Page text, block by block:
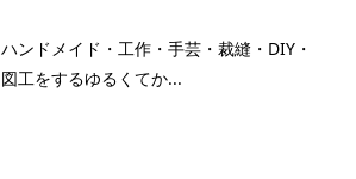
ハンドメイド・工作・手芸・裁縫・DIY・
図工をするゆるくてか...